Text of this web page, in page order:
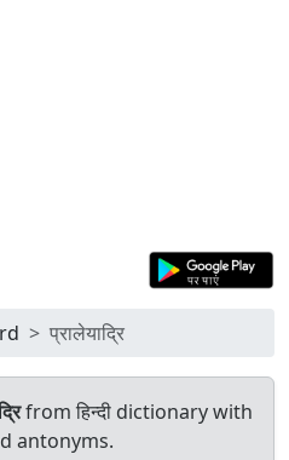
प्रालेयाद्रि
from हिन्दी dictionary with
antonyms.